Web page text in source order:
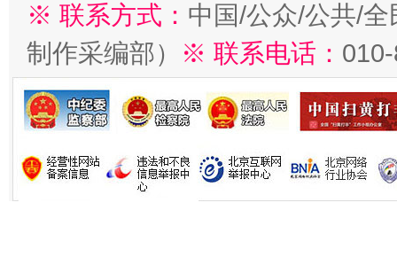
※ 联系方式： 中国/公众/公共/
制作采编部）
※ 联系电话：